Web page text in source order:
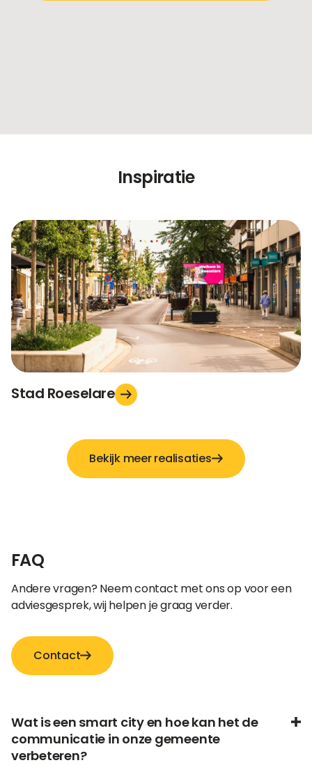
Inspiratie
Stad Roeselare
Bekijk meer realisaties
FAQ
Andere vragen? Neem contact met ons op voor een
adviesgesprek, wij helpen je graag verder.
Contact
Wat is een smart city en hoe kan het de
communicatie in onze gemeente
verbeteren?